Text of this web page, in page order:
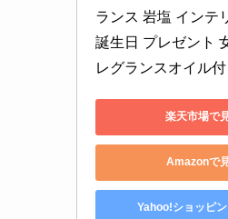
ランス 岩塩 インテ
誕生日 プレゼント
レグランスオイル
楽天市場で
Amazonで
Yahoo!ショッピ